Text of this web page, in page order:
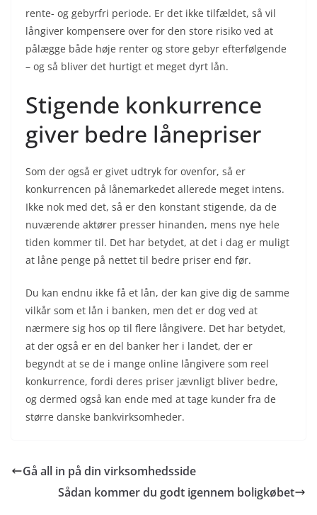
rente- og gebyrfri periode. Er det ikke tilfældet, så vil
långiver kompensere over for den store risiko ved at
pålægge både høje renter og store gebyr efterfølgende
– og så bliver det hurtigt et meget dyrt lån.
Stigende konkurrence
giver bedre lånepriser
Som der også er givet udtryk for ovenfor, så er
konkurrencen på lånemarkedet allerede meget intens.
Ikke nok med det, så er den konstant stigende, da de
nuværende aktører presser hinanden, mens nye hele
tiden kommer til. Det har betydet, at det i dag er muligt
at låne penge på nettet til bedre priser end før.
Du kan endnu ikke få et lån, der kan give dig de samme
vilkår som et lån i banken, men det er dog ved at
nærmere sig hos op til flere långivere. Det har betydet,
at der også er en del banker her i landet, der er
begyndt at se de i mange online långivere som reel
konkurrence, fordi deres priser jævnligt bliver bedre,
og dermed også kan ende med at tage kunder fra de
større danske bankvirksomheder.
Gå all in på din virksomhedsside
Sådan kommer du godt igennem boligkøbet